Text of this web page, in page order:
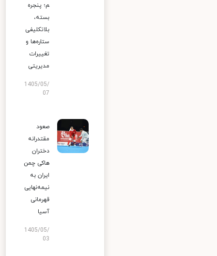
م؛ پنجره
بسته،
بلاتکلیفی
ستاره‌ها و
تغییرات
مدیریتی
1405/05/
07
صعود
مقتدرانه
دختران
هاکی چمن
ایران به
نیمه‌نهایی
قهرمانی
آسیا
1405/05/
03